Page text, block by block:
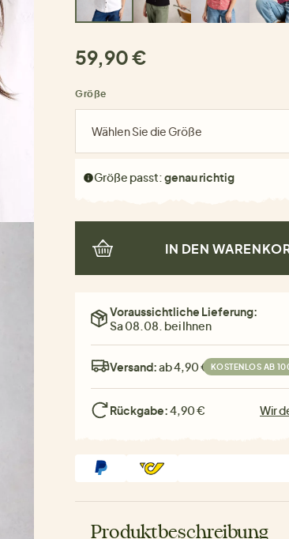
59,90 €
Größe
Wählen Sie die Größe
Größe passt:genau richtig
IN DEN
Voraussichtliche Lieferung:
Sa 08.08. bei Ihnen
Versand:ab 4,90 € KOSTENLOS AB
Rückgabe:4,90 € Wir
Produktbeschreibung